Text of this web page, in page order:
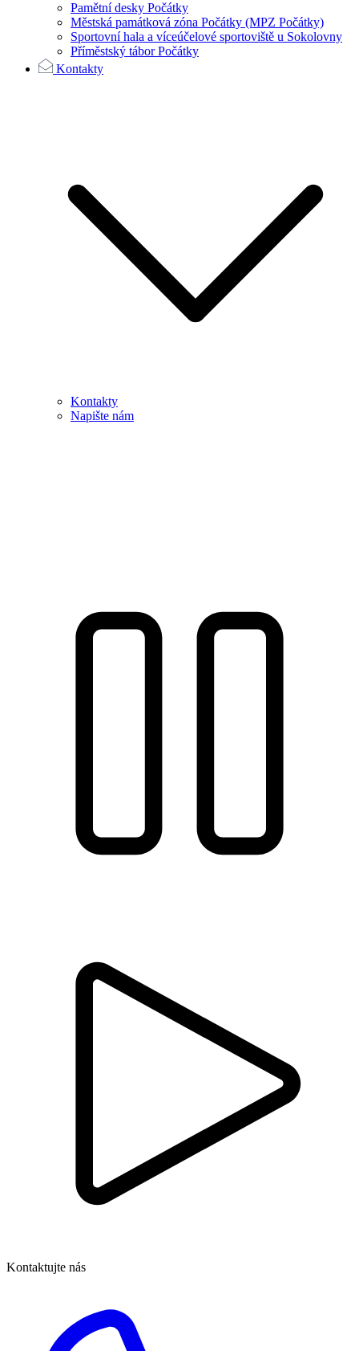
Pamětní desky Počátky
Městská památková zóna Počátky (MPZ Počátky)
Sportovní hala a víceúčelové sportoviště u Sokolovny
Příměstský tábor Počátky
Kontakty
Kontakty
Napište nám
Kontaktujte nás